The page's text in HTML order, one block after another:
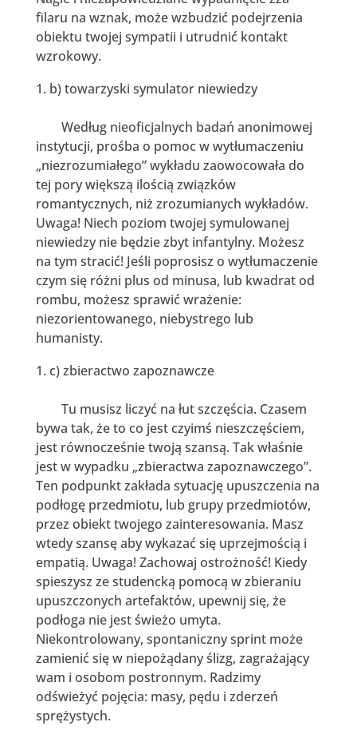
filaru na wznak, może wzbudzić podejrzenia
obiektu twojej sympatii i utrudnić kontakt
wzrokowy.
b) towarzyski symulator niewiedzy
Według nieoficjalnych badań anonimowej
instytucji, prośba o pomoc w wytłumaczeniu
„niezrozumiałego” wykładu zaowocowała do
tej pory większą ilością związków
romantycznych, niż zrozumianych wykładów.
Uwaga! Niech poziom twojej symulowanej
niewiedzy nie będzie zbyt infantylny. Możesz
na tym stracić! Jeśli poprosisz o wytłumaczenie
czym się różni plus od minusa, lub kwadrat od
rombu, możesz sprawić wrażenie:
niezorientowanego, niebystrego lub
humanisty.
c) zbieractwo zapoznawcze
Tu musisz liczyć na łut szczęścia. Czasem
bywa tak, że to co jest czyimś nieszczęściem,
jest równocześnie twoją szansą. Tak właśnie
jest w wypadku „zbieractwa zapoznawczego”.
Ten podpunkt zakłada sytuację upuszczenia na
podłogę przedmiotu, lub grupy przedmiotów,
przez obiekt twojego zainteresowania. Masz
wtedy szansę aby wykazać się uprzejmością i
empatią. Uwaga! Zachowaj ostrożność! Kiedy
spieszysz ze studencką pomocą w zbieraniu
upuszczonych artefaktów, upewnij się, że
podłoga nie jest świeżo umyta.
Niekontrolowany, spontaniczny sprint może
zamienić się w niepożądany ślizg, zagrażający
wam i osobom postronnym. Radzimy
odświeżyć pojęcia: masy, pędu i zderzeń
sprężystych.